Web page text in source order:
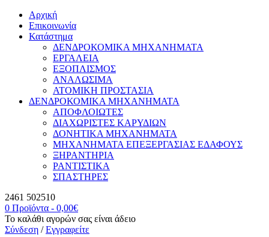
Αρχική
Επικοινωνία
Κατάστημα
ΔΕΝΔΡΟΚΟΜΙΚΑ ΜΗΧΑΝΗΜΑΤΑ
ΕΡΓΑΛΕΙΑ
ΕΞΟΠΛΙΣΜΟΣ
ΑΝΑΛΩΣΙΜΑ
ΑΤΟΜΙΚΗ ΠΡΟΣΤΑΣΙΑ
ΔΕΝΔΡΟΚΟΜΙΚΑ ΜΗΧΑΝΗΜΑΤΑ
ΑΠΟΦΛΟΙΩΤΕΣ
ΔΙΑΧΩΡΙΣΤΕΣ ΚΑΡΥΔΙΩΝ
ΔΟΝΗΤΙΚΑ ΜΗΧΑΝΗΜΑΤΑ
ΜΗΧΑΝΗΜΑΤΑ ΕΠΕΞΕΡΓΑΣΙΑΣ ΕΔΑΦΟΥΣ
ΞΗΡΑΝΤΗΡΙΑ
ΡΑΝΤΙΣΤΙΚΑ
ΣΠΑΣΤΗΡΕΣ
2461 502510
0 Προϊόντα - 0,00€
Το καλάθι αγορών σας είναι άδειο
Σύνδεση /Εγγραφείτε